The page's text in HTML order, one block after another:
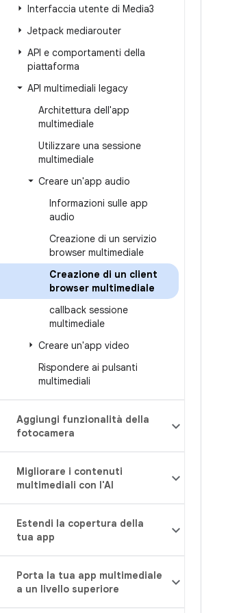
Interfaccia utente di Media3
Jetpack mediarouter
API e comportamenti della
piattaforma
API multimediali legacy
Architettura dell'app
multimediale
Utilizzare una sessione
multimediale
Creare un'app audio
Informazioni sulle app
audio
Creazione di un servizio
browser multimediale
Creazione di un client
browser multimediale
callback sessione
multimediale
Creare un'app video
Rispondere ai pulsanti
multimediali
Aggiungi funzionalità della
fotocamera
Migliorare i contenuti
multimediali con l'AI
Estendi la copertura della
tua app
Porta la tua app multimediale
a un livello superiore